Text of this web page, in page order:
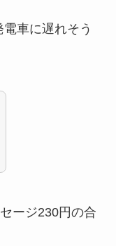
車に遅れそう
ージ230円の合